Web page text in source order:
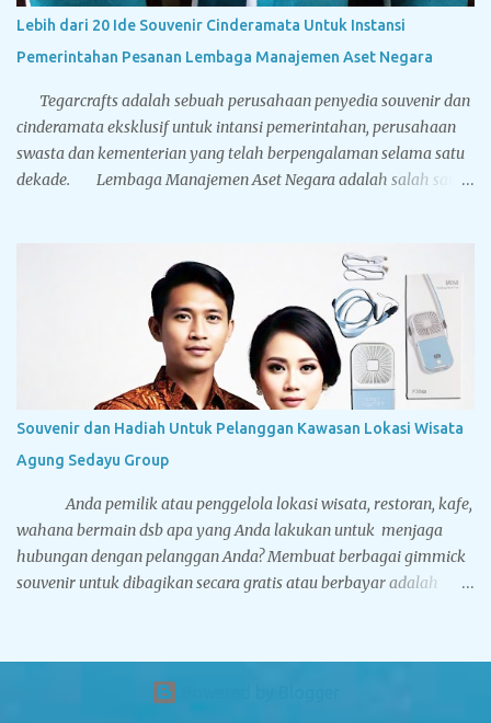
cup, botol minum stainless steel dinding ganda yang memiliki
dari kaca. Terbuat dari stainless steel BPA free hadir dengan lima
pilihan warna solid: hitam, putih, biru, silver dan gold...
Lebih dari 20 Ide Souvenir Cinderamata Untuk Instansi
Pemerintahan Pesanan Lembaga Manajemen Aset Negara
Tegarcrafts adalah sebuah perusahaan penyedia souvenir dan
cinderamata eksklusif untuk intansi pemerintahan, perusahaan
swasta dan kementerian yang telah berpengalaman selama satu
dekade. Lembaga Manajemen Aset Negara adalah salah satu
souvenir. Dibawah ini adalah foto-foto dari cinderamata
eksklusif yang pernah dikerjakan oleh Tegarcrafts. Silahkan
nikmati aneka gambar dibawah, yang mana mungkin berguna
sebagai referensi Anda sebelum Anda memesan souvenir kepada
kami. Bantal Leher Bahan Yelvo Ada dua jenis standar bahan
untuk membuat bantal leher, yakni Yelvo dan Velboa. Yelvo lebih
halus dan nyaman digunakan. Bantal leher koleksi Tegarcrafts
memiliki dua metode pencetakan logo yaitu printing dan bordir.
Untuk printing kelebihannya logo dan desain Anda lebih...
Souvenir dan Hadiah Untuk Pelanggan Kawasan Lokasi Wisata
Agung Sedayu Group
Anda pemilik atau penggelola lokasi wisata, restoran, kafe,
wahana bermain dsb apa yang Anda lakukan untuk menjaga
hubungan dengan pelanggan Anda? Membuat berbagai gimmick
souvenir untuk dibagikan secara gratis atau berbayar adalah
keterikatan emosional antara bisnis Anda dan customer yang
akan melahirkan loyalitas kepada konsumen. Jika dijadikan